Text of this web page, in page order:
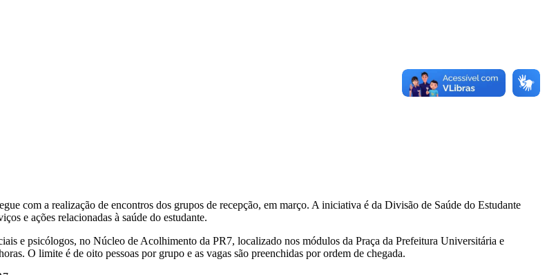
com a realização de encontros dos grupos de recepção, em março. A iniciativa é da Divisão de Saúde do Estudante
e ações relacionadas à saúde do estudante.
e psicólogos, no Núcleo de Acolhimento da PR7, localizado nos módulos da Praça da Prefeitura Universitária e
O limite é de oito pessoas por grupo e as vagas são preenchidas por ordem de chegada.